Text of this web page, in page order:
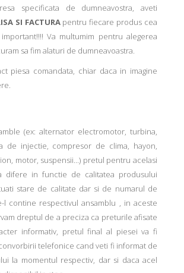
specificata de dumneavostra, aveti
SI FACTURApentru fiecare produs cea
Va multumim pentru alegerea
sa fim alaturi de dumneavoastra.
piesa comandata, chiar daca in imagine
(ex: alternator electromotor, turbina,
de injectie, compresor de clima, hayon,
motor, suspensii...) pretul pentru acelasi
difere in functie de calitatea produsului
stare de calitate dar si de numarul de
l contine respectivul ansamblu , in aceste
dreptul de a preciza ca preturile afisate
informativ, pretul final al piesei va fi
telefonice cand veti fi informat de
la momentul respectiv, dar si daca acel